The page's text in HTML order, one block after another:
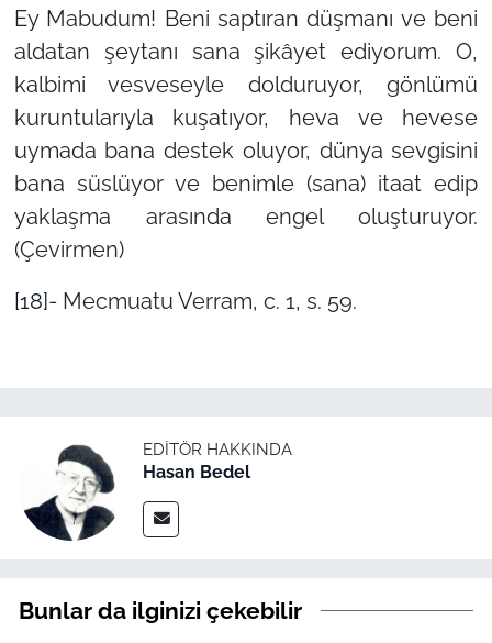
Ey Mabudum! Beni saptıran düşmanı ve beni
aldatan şeytanı sana şikâyet ediyorum.O,
kalbimi vesveseyle dolduruyor,gönlümü
kuruntularıyla kuşatıyor, heva ve hevese
uymada bana destek oluyor, dünya sevgisini
bana süslüyor ve benimle (sana) itaat edip
yaklaşma arasında engel oluşturuyor.
(Çevirmen)
[18]- Mecmuatu Verram, c. 1, s. 59.
EDITÖR HAKKINDA
Hasan Bedel
Bunlar da ilginizi çekebilir